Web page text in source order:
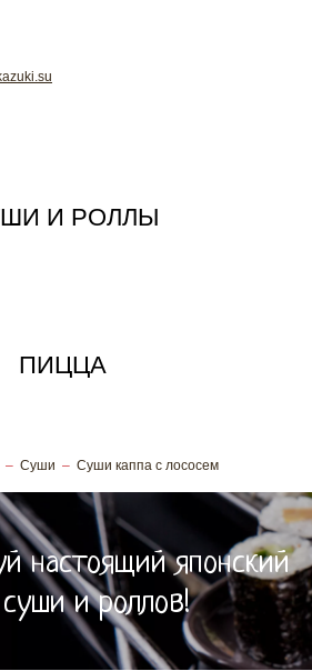
И РОЛЛЫ
ПИЦЦА
Суши Суши каппа с лососем
настоящий японский
и роллов!